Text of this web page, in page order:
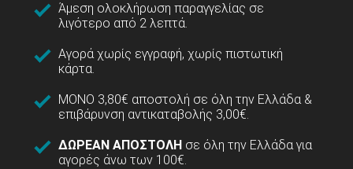
Άμεση ολοκλήρωση παραγγελίας σε
λιγότερο από 2 λεπτά.
Αγορά χωρίς εγγραφή, χωρίς πιστωτική
κάρτα.
ΜΟΝΟ 3,80€ αποστολή σε όλη την Ελλάδα &
επιβάρυνση αντικαταβολής 3,00€.
ΔΩΡΕΑΝ ΑΠΟΣΤΟΛΗ σε όλη την Ελλάδα για
αγορές άνω των 100€.